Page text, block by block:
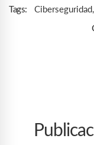
Tags: Ciberseguridad,